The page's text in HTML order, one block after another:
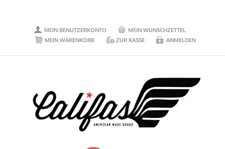
MEIN BENUTZERKONTO
MEIN WUNSCHZETTEL
MEIN WARENKORB
ZUR KASSE ANMELDEN